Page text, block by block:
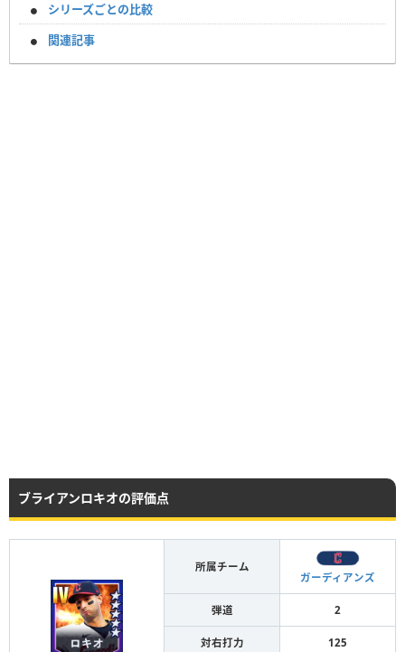
シリーズごとの比較
関連記事
ブライアンロキオの評価点
所属チーム
ガーディアンズ
弾道 2
対右打力 125